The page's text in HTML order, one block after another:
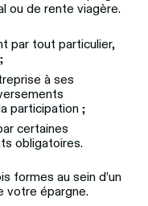
ou de rente viagère.
par tout particulier,
à ses
participation ;
certaines
obligatoires.
formes au sein d’un
votre épargne.